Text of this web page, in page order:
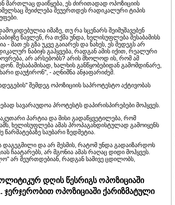
მართლაც დაიწყება, ეს ძირითადად ოპოზიციის
შეიძლება შეუერთდეს რადიკალური ტიპის
იმაზე, თუ რა სცენარს შეიმუშავებენ
წავლენ, რა თქმა უნდა, ხელისუფლება შესაბამისს
- მათ ეს გზა უკვე გაიარეს და ნახეს, ეს შედეგს არ
ნაბიჯს გაჰყვება, რადგან ამის იქით, რეალური
არ არსებობს? არის მხოლოდ ის, რომ ამ
შესაბამისად, ხალხის განწყობებიდან გამომდინარე,
დაუჭირონ", - აღნიშნა ანჯაფარიძემ.
შემდეგ ოპოზიციის საპროტესტო აქტივობას
სავარაუდოა პროტესტს დაპირისპირებები მოჰყვეს.
პარტია და მისი გადაწყვეტილება, რომ
ხელისუფლება ამას პროპაგანდისტულად გამოიყენს
წარმატებაზე საუბარი ზედმეტია.
დაგეგმილი და არ მესმის, რატომ უნდა გადაიზარდოს
ჩაატარებს, არ მგონია ამას რაღაც დიდი მოჰყვეს.
არ შეურთდებიან, რადგან სამივე ცდილობს,
დღის წესრიგს ოპოზიციაში
ჯერჯერობით ოპოზიციაში ქარიზმატული